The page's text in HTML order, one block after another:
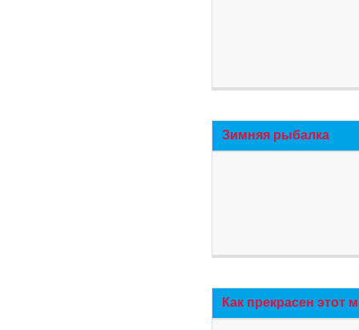
Зимняя рыбалка
Как прекрасен этот